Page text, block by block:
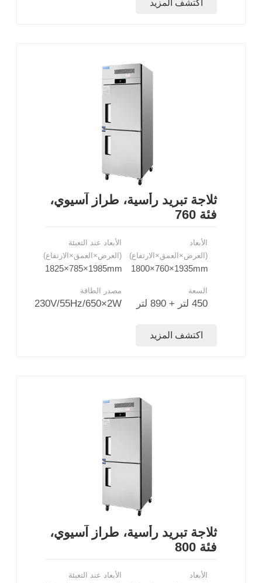
اكتشف المزيد
ثلاجة تبريد رأسية، طراز آسيوي،
فئة 760
الأبعاد
(العرض×العمق×الارتفاع)
1800×760×1935mm
الأبعاد عند التعبئة
(العرض×العمق×الارتفاع)
1825×785×1985mm
السعة
450 لتر + 890 لتر
مصدر الطاقة
230V/55Hz/650×2W
اكتشف المزيد
ثلاجة تبريد رأسية، طراز آسيوي،
فئة 800
الأبعاد
الأبعاد عند التعبئة